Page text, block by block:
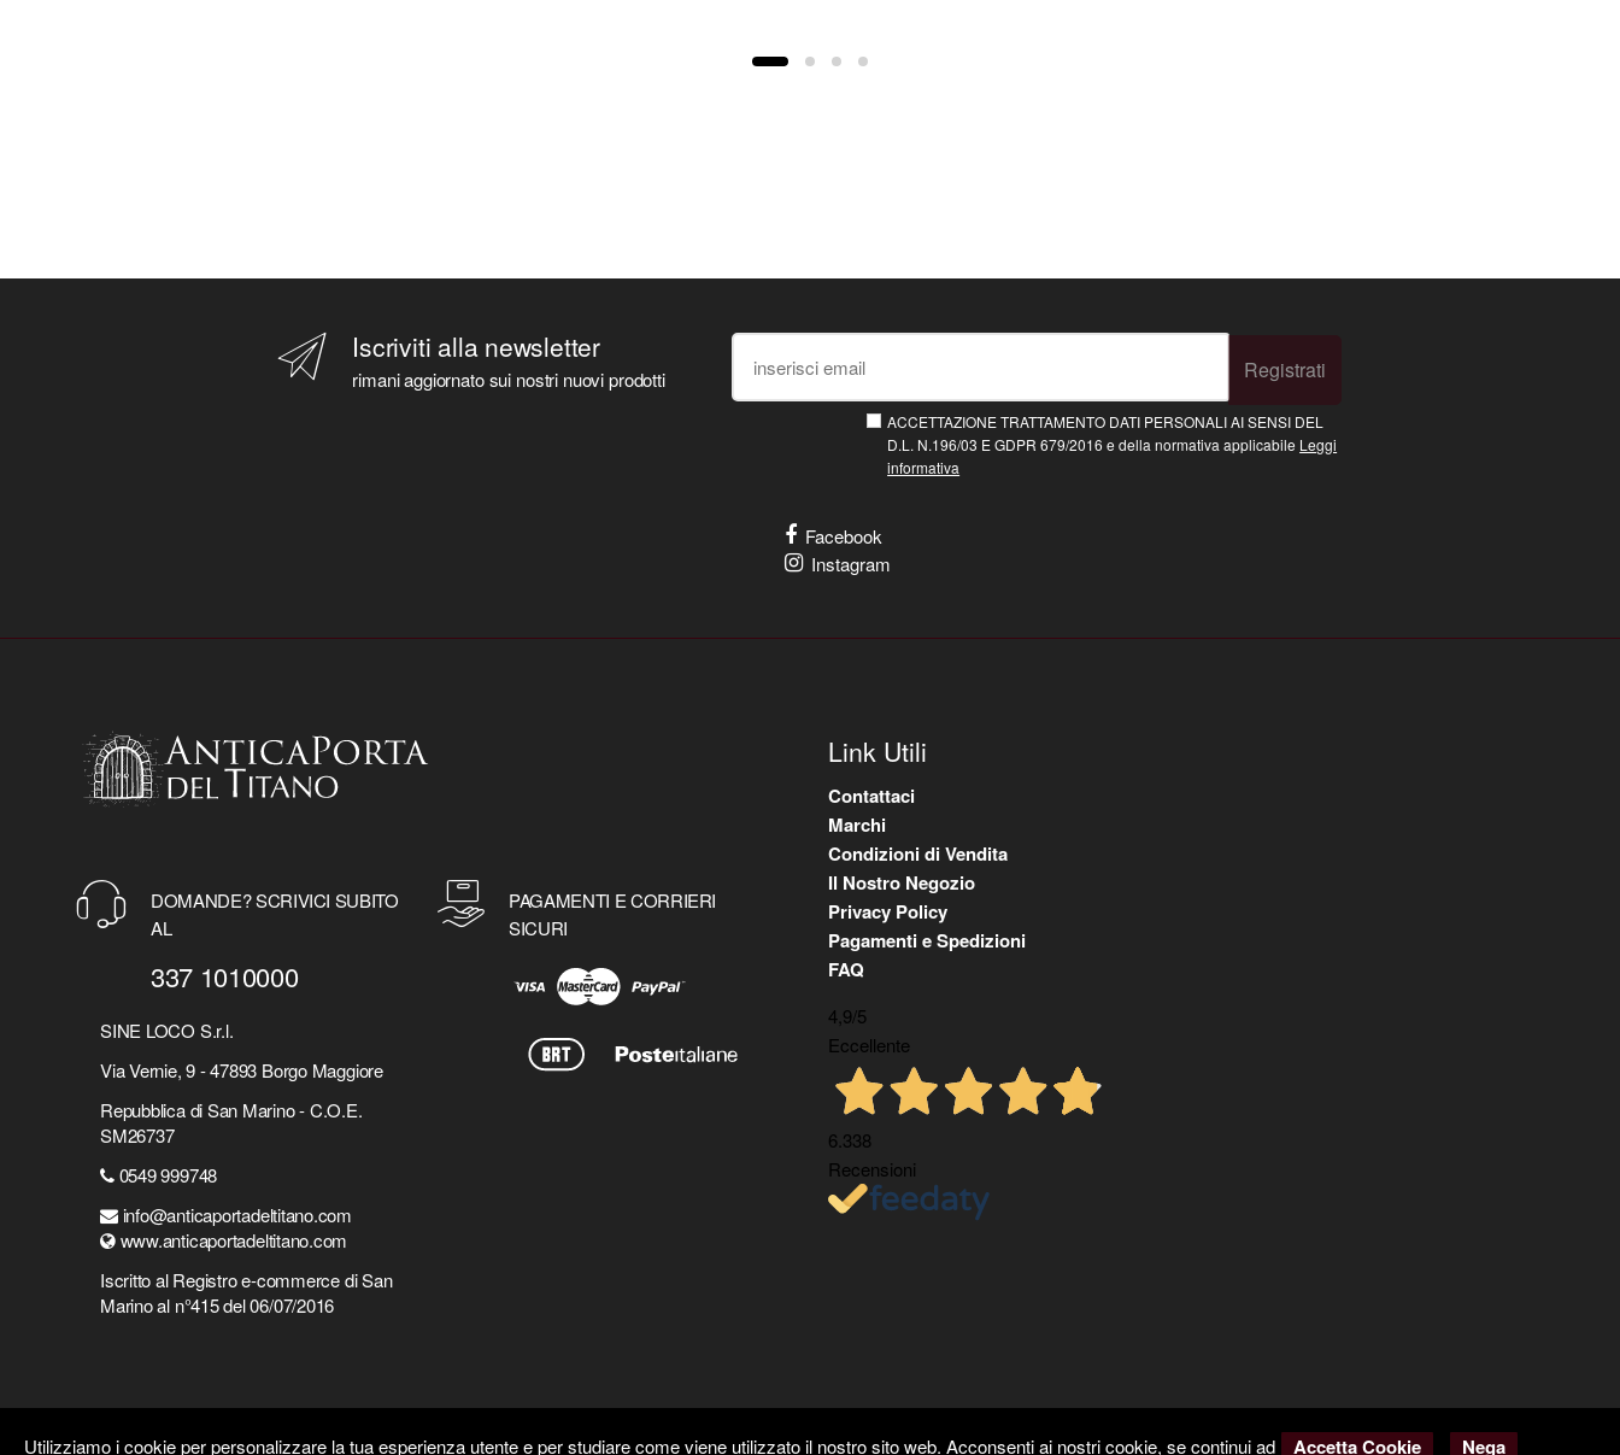
Iscriviti alla newsletter
rimani aggiornato sui nostri nuovi prodotti Registrati
ACCETTAZIONE TRATTAMENTO DATI PERSONALI AI SENSI DEL
D.L. N.196/03 E GDPR 679/2016 e della normativa applicabile Leggi
informativa
Facebook
Instagram
DOMANDE? SCRIVICI SUBITO
AL
337 1010000
SINE LOCO S.r.l.
Via Vernie, 9 - 47893 Borgo Maggiore
Repubblica di San Marino - C.O.E.
SM26737
0549 999748
info@anticaportadeltitano.com
www.anticaportadeltitano.com
Iscritto al Registro e-commerce di San
Marino al n°415 del 06/07/2016
PAGAMENTI E CORRIERI
SICURI
Link Utili
Contattaci
Marchi
Condizioni di Vendita
Il Nostro Negozio
Privacy Policy
Pagamenti e Spedizioni
FAQ
4,9/5
Eccellente
6.338
Recensioni
Utilizziamo i cookie per personalizzare la tua esperienza utente e per studiare come viene utilizzato il nostro sito web. Acconsenti ai nostri cookie, se continui ad Accetta Cookie Nega